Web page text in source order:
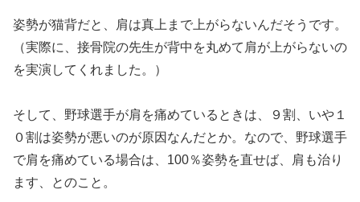
姿勢が猫背だと、肩は真上まで上がらないんだそうです。
（実際に、接骨院の先生が背中を丸めて肩が上がらないの
を実演してくれました。）
そして、野球選手が肩を痛めているときは、９割、いや１
０割は姿勢が悪いのが原因なんだとか。なので、野球選手
で肩を痛めている場合は、100％姿勢を直せば、肩も治り
ます、とのこと。